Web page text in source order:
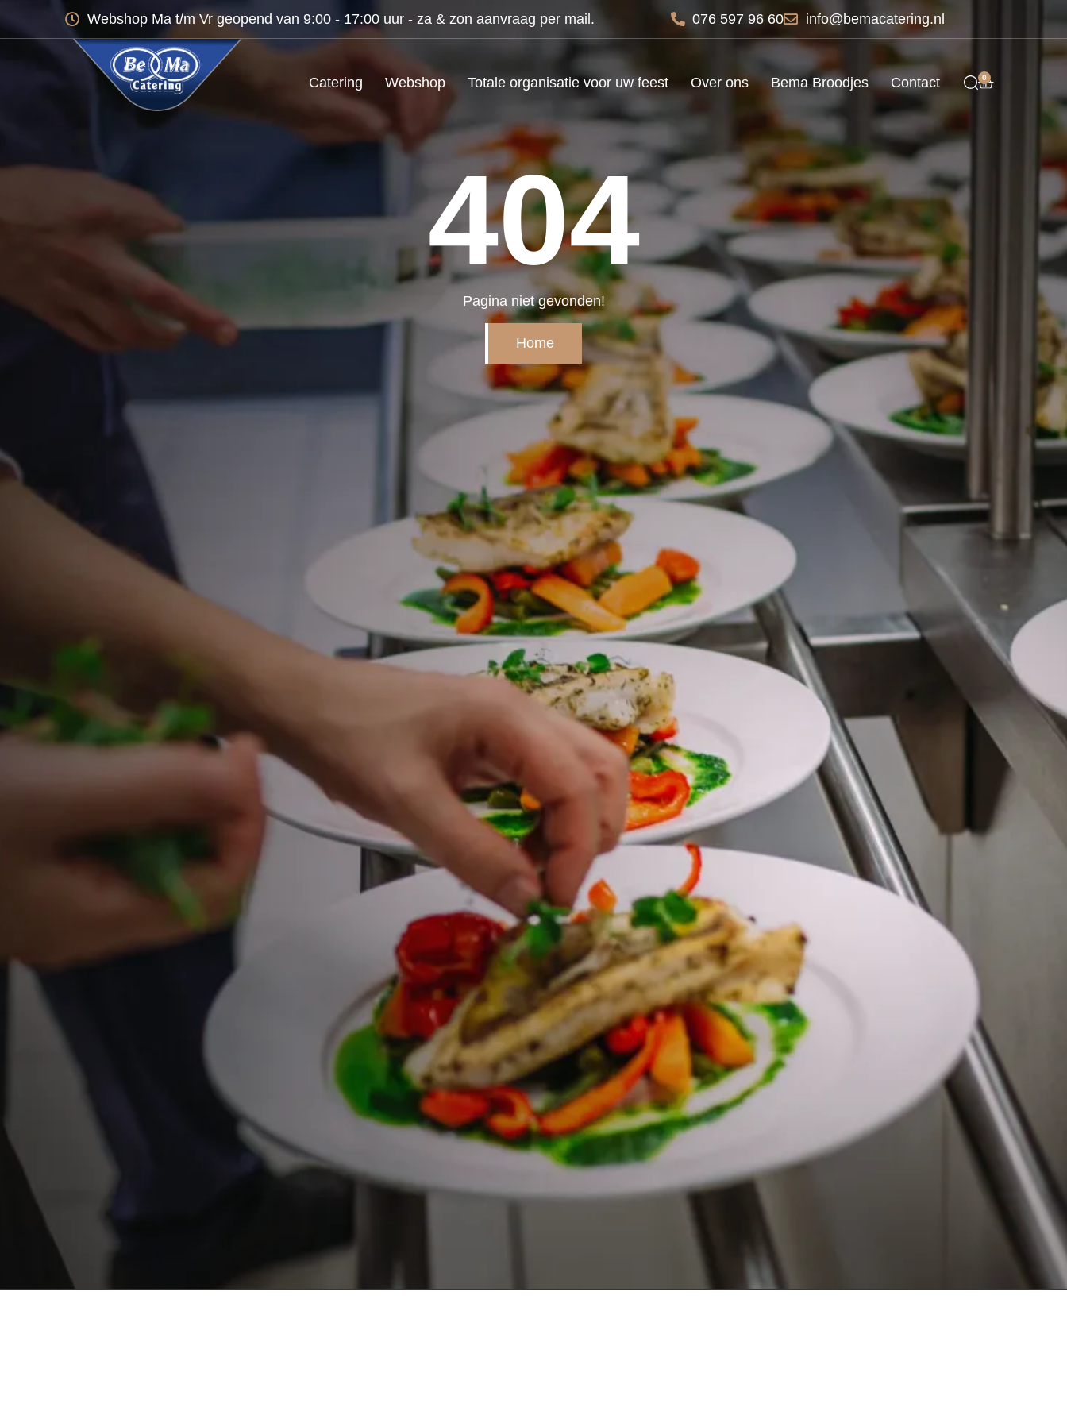
Webshop Ma t/m Vr geopend van 9:00 - 17:00 uur - za & zon aanvraag per mail. 076 597 96 60 info@bemacatering.nl
Catering Webshop Totale organisatie voor uw feest Over ons Bema Broodjes Contact 0
404
Pagina niet gevonden!
Home